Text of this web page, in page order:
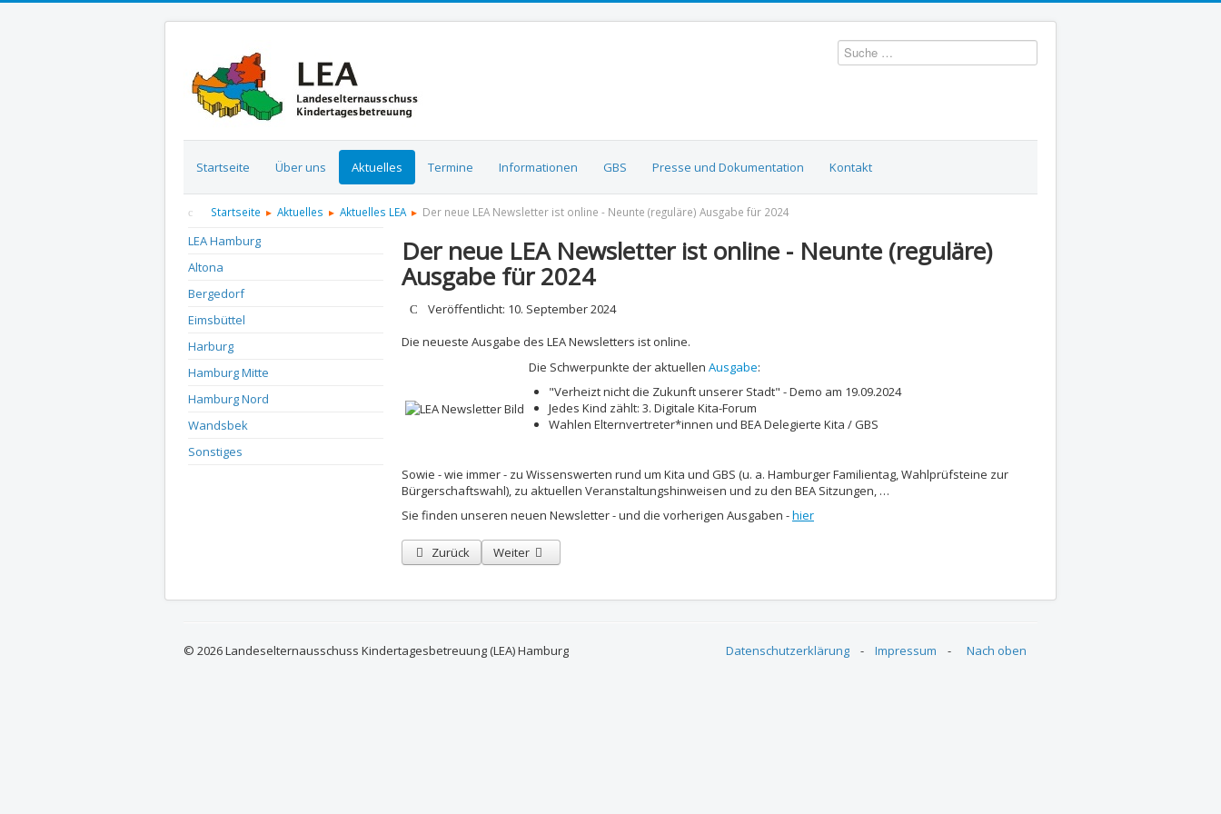
Suchen
Startseite Über uns Aktuelles Termine Informationen GBS Presse und Dokumentation Kontakt
Startseite Aktuelles Aktuelles LEA Der neue LEA Newsletter ist online - Neunte (reguläre) Ausgabe für 2024
LEA Hamburg
Altona
Bergedorf
Eimsbüttel
Harburg
Hamburg Mitte
Hamburg Nord
Wandsbek
Sonstiges
Der neue LEA Newsletter ist online - Neunte (reguläre)
Ausgabe für 2024
DetailsVeröffentlicht: 10. September 2024
Die neueste Ausgabe des LEA Newsletters ist online.
Die Schwerpunkte der aktuellen Ausgabe:
"Verheizt nicht die Zukunft unserer Stadt" - Demo am 19.09.2024
Jedes Kind zählt: 3. Digitale Kita-Forum
Wahlen Elternvertreter*innen und BEA Delegierte Kita / GBS
Sowie - wie immer - zu Wissenswerten rund um Kita und GBS (u. a. Hamburger Familientag, Wahlprüfsteine zur
Bürgerschaftswahl), zu aktuellen Veranstaltungshinweisen und zu den BEA Sitzungen, …
Sie finden unseren neuen Newsletter - und die vorherigen Ausgaben -hier
Vorheriger Beitrag: LEA Pressemitteilung zur Demo "Verheizt" nicht die Zukunft unserer Stadt
Zurück Nächster Beitrag: Impressionen vom Hamburger Tag der Familien ("Familientag") am 31. August 2024
Weiter
Nach oben
Datenschutzerklärung - Impressum -
© 2026 Landeselternausschuss Kindertagesbetreuung (LEA) Hamburg